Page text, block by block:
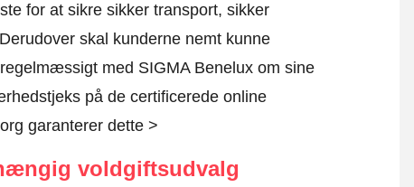
for at sikre sikker transport, sikker
skal kunderne nemt kunne
med SIGMA Benelux om sine
på de certificerede online
garanterer dette >
voldgiftsudvalg